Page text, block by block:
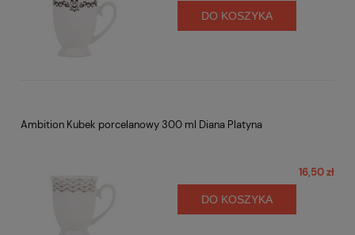
DO KOSZYKA
Ambition Kubek porcelanowy 300 ml Diana Platyna
16,50 zł
DO KOSZYKA